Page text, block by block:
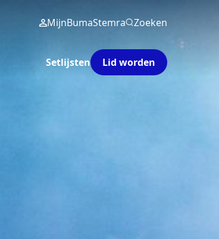
MijnBumaStemra Zoeken
Setlijsten Lid worden